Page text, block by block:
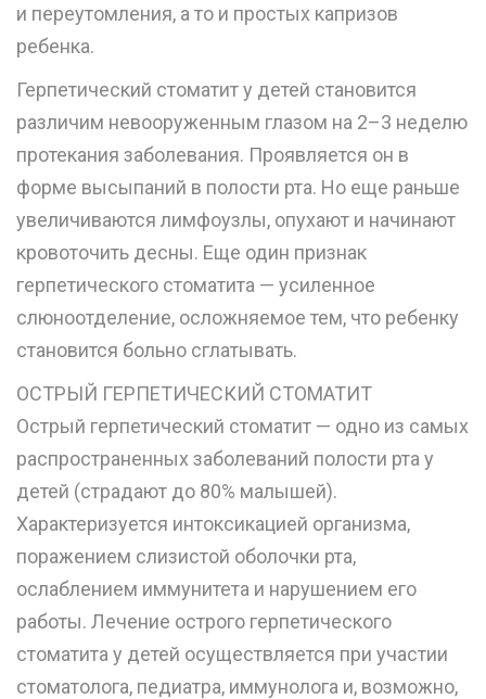
и переутомления, а то и простых капризов
ребенка.
Герпетический стоматит у детей становится
различим невооруженным глазом на 2–3 неделю
протекания заболевания. Проявляется он в
форме высыпаний в полости рта. Но еще раньше
увеличиваются лимфоузлы, опухают и начинают
кровоточить десны. Еще один признак
герпетического стоматита — усиленное
слюноотделение, осложняемое тем, что ребенку
становится больно сглатывать.
ОСТРЫЙ ГЕРПЕТИЧЕСКИЙ СТОМАТИТ
Острый герпетический стоматит — одно из самых
распространенных заболеваний полости рта у
детей (страдают до 80% малышей).
Характеризуется интоксикацией организма,
поражением слизистой оболочки рта,
ослаблением иммунитета и нарушением его
работы. Лечение острого герпетического
стоматита у детей осуществляется при участии
стоматолога, педиатра, иммунолога и, возможно,